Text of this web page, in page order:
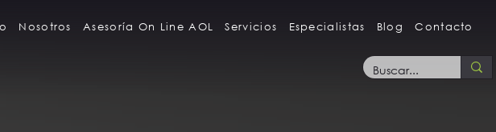
Nosotros Asesoría On Line AOL Servicios Especialistas Blog Contacto